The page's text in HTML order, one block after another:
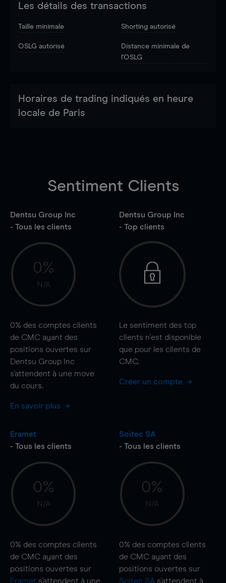
Les détails des transactions
Taille minimale Shorting autorisé
OSLG autorisé
Distance minimale de
l'OSLG
Horaires de trading indiqués en heure
locale de Paris
Sentiment Clients
Dentsu Group Inc
- Tous les clients
0%
N/A
0% des comptes clients
de CMC ayant des
positions ouvertes sur
Dentsu Group Inc
s'attendent à une move
du cours.
En savoir plus
Dentsu Group Inc
- Top clients
Le sentiment des top
clients n'est disponible
que pour les clients de
CMC.
Créer un compte
Eramet
- Tous les clients
0%
N/A
0% des comptes clients
de CMC ayant des
positions ouvertes sur
Eramet s'attendent à une
Soitec SA
- Tous les clients
0%
N/A
0% des comptes clients
de CMC ayant des
positions ouvertes sur
Soitec SA s'attendent à